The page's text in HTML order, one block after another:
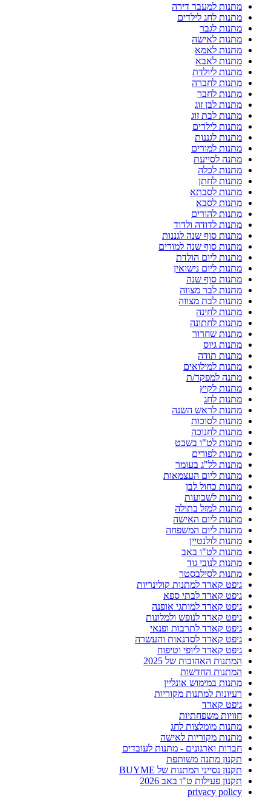
מתנות למעבר דירה
מתנות לחג לילדים
מתנות לגבר
מתנות לאישה
מתנות לאמא
מתנות לאבא
מתנות ליולדת
מתנות לחברה
מתנות לחבר
מתנות לבן זוג
מתנות לבת זוג
מתנות לילדים
מתנות לגננות
מתנות למורים
מתנה לסייעת
מתנות לכלה
מתנות לחתן
מתנות לסבתא
מתנות לסבא
מתנות להורים
מתנות לדודה ולדוד
מתנות סוף שנה לגננות
מתנות סוף שנה למורים
מתנות ליום הולדת
מתנות ליום נישואין
מתנות סוף שנה
מתנות לבר מצווה
מתנות לבת מצווה
מתנות לחינה
מתנות לחתונה
מתנות שחרור
מתנות גיוס
מתנות תודה
מתנות למילואים
מתנה למפקד/ת
מתנות לקיץ
מתנות לחג
מתנות לראש השנה
מתנות לסוכות
מתנות לחנוכה
מתנות לט"ו בשבט
מתנות לפורים
מתנות לל"ג בעומר
מתנות ליום העצמאות
מתנות כחול לבן
מתנות לשבועות
מתנות למזל בתולה
מתנות ליום האישה
מתנות ליום המשפחה
מתנות לולנטיין
מתנות לט"ו באב
מתנות לנובי גוד
מתנות לסילבסטר
גיפט קארד למתנות קולינריות
גיפט קארד לבתי ספא
גיפט קארד למותגי אופנה
גיפט קארד לנופש ולמלונות
גיפט קארד לתרבות ופנאי
גיפט קארד לסדנאות והעשרה
גיפט קארד ליופי וטיפוח
המתנות האהובות של 2025
המתנות החדשות
מתנות במימוש אונליין
רעיונות למתנות מקוריות
גיפט קארד
חוויות משפחתיות
מתנות מומלצות לחג
מתנות מקוריות לאישה
חברות וארגונים - מתנות לעובדים
תקנון מתנה משותפת
תקנון נסייני המתנות של BUYME
תקנון פעילות ט"ו באב 2026
privacy policy